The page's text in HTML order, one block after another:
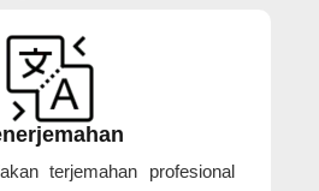
terjemahan profesional